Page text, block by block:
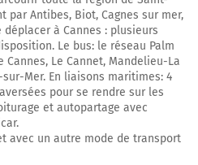
Rue Louis Perrissol et continuer
par Antibes, Biot, Cagnes sur mer,
à Cannes : plusieurs
Le bus: le réseau Palm
Le Cannet, Mandelieu-La
Mer. En liaisons maritimes: 4
pour se rendre sur les
et autopartage avec
avec un autre mode de transport